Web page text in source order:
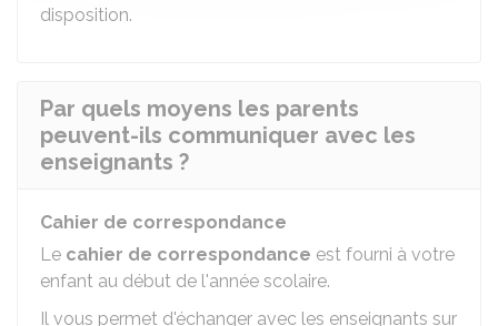
disposition.
Par quels moyens les parents
peuvent-ils communiquer avec les
enseignants ?
Cahier de correspondance
Le cahier de correspondance est fourni à votre
enfant au début de l'année scolaire.
Il vous permet d'échanger avec les enseignants sur